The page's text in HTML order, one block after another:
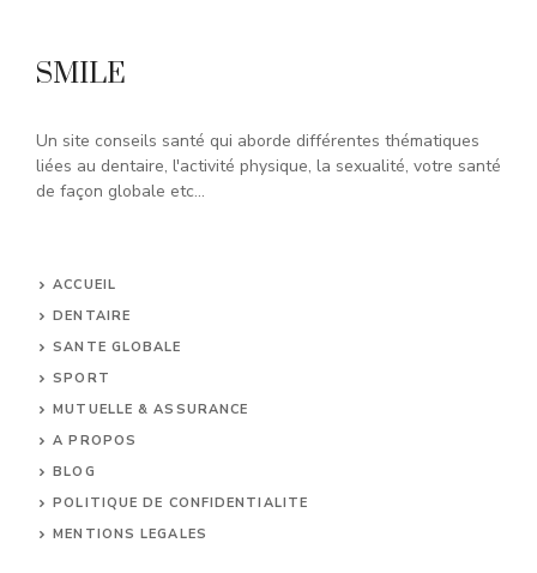
SMILE
Un site conseils santé qui aborde différentes thématiques
liées au dentaire, l'activité physique, la sexualité, votre santé
de façon globale etc...
ACCUEIL
DENTAIRE
SANTE GLOBALE
SPORT
MUTUELLE & ASSURANCE
A PROPOS
BLOG
POLITIQUE DE CONFIDENTIALITE
MENTIONS LEGALES